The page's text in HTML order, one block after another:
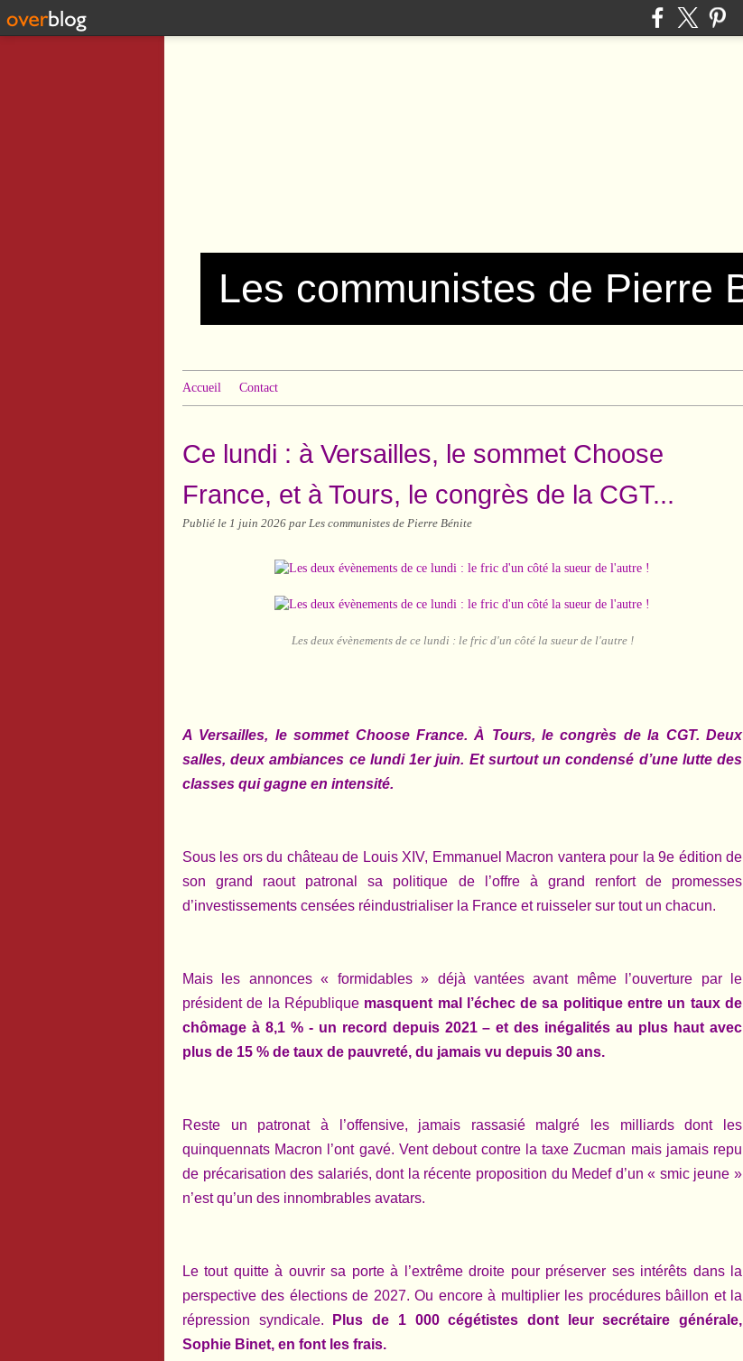
Accueil Contact
Ce lundi : à Versailles, le sommet Choose
France, et à Tours, le congrès de la CGT...
Publié le 1 juin 2026 par Les communistes de Pierre Bénite
Les deux évènements de ce lundi : le fric d'un côté la sueur de l'autre !
A Versailles, le sommet Choose France. À Tours, le congrès de la CGT. Deux
salles, deux ambiances ce lundi 1er juin. Et surtout un condensé d’une lutte des
classes qui gagne en intensité.
Sous les ors du château de Louis XIV, Emmanuel Macron vantera pour la 9e édition de
son grand raout patronal sa politique de l’offre à grand renfort de promesses
d’investissements censées réindustrialiser la France et ruisseler sur tout un chacun.
Mais les annonces « formidables » déjà vantées avant même l’ouverture par le
président de la République masquent mal l’échec de sa politique entre un taux de
chômage à 8,1 % - un record depuis 2021 – et des inégalités au plus haut avec
plus de 15 % de taux de pauvreté, du jamais vu depuis 30 ans.
Reste un patronat à l’offensive, jamais rassasié malgré les milliards dont les
quinquennats Macron l’ont gavé. Vent debout contre la taxe Zucman mais jamais repu
de précarisation des salariés, dont la récente proposition du Medef d’un « smic jeune »
n’est qu’un des innombrables avatars.
Le tout quitte à ouvrir sa porte à l’extrême droite pour préserver ses intérêts dans la
perspective des élections de 2027. Ou encore à multiplier les procédures bâillon et la
répression syndicale.
Plus de 1 000 cégétistes dont leur secrétaire générale,
Sophie Binet, en font les frais.